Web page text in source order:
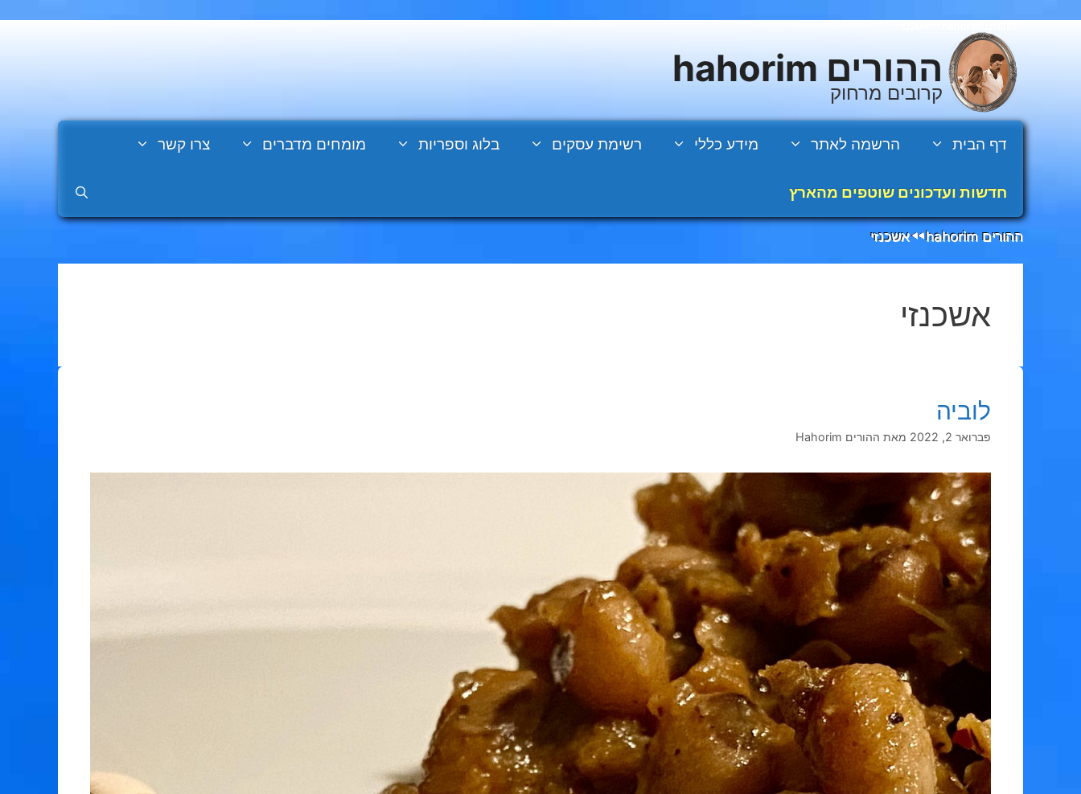
ההורים hahorim
קרובים מרחוק
דף הבית הרשמה לאתר מידע כללי רשימת עסקים בלוג וספריות מומחים מדברים צרו קשר
חדשות ועדכונים שוטפים מהארץ
ההורים hahorim ◄◄אשכנזי
אשכנזי
לוביה
פברואר 2, 2022 מאת ההורים Hahorim